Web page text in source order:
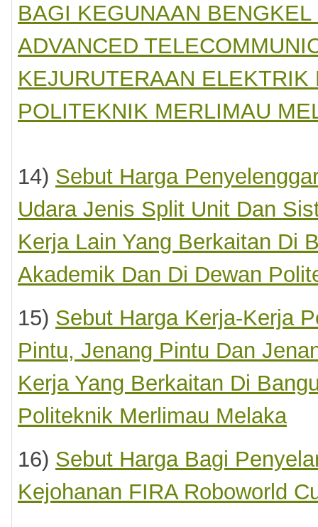
BAGI KEGUNAAN
ADVANCED
KEJURUTERAAN
POLITEKNIK MERLIMAU
14) Sebut Harga
Udara Jenis Split Unit Dan
Kerja Lain Yang Berkaitan Di
Akademik Dan Di Dewan
15) Sebut Harga Kerja-Kerja
Pintu, Jenang Pintu Dan
Kerja Yang Berkaitan Di
Politeknik Merlimau Melaka
16) Sebut Harga Bagi
Kejohanan FIRA Roboworld